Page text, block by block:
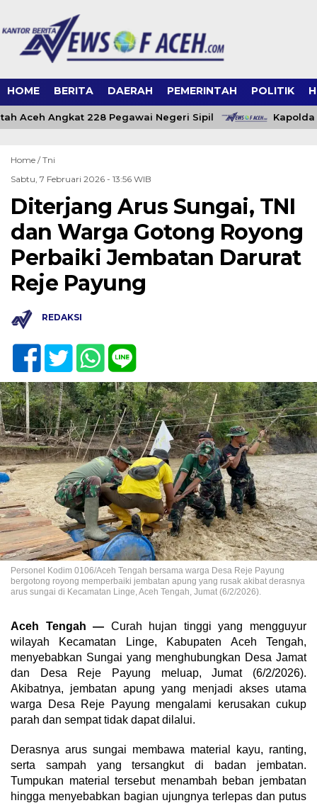
HOME BERITA DAERAH PEMERINTAH POLITIK
Aceh Angkat 228 Pegawai Negeri Sipil
Home /Tni
Sabtu, 7 Februari 2026 - 13:56 WIB
Diterjang Arus Sungai, TNI
dan Warga Gotong Royong
Perbaiki Jembatan Darurat
Reje Payung
REDAKSI
Personel Kodim 0106/Aceh Tengah bersama warga Desa Reje Payung
bergotong royong memperbaiki jembatan apung yang rusak akibat derasnya
arus sungai di Kecamatan Linge, Aceh Tengah, Jumat (6/2/2026).
Aceh Tengah — Curah hujan tinggi yang mengguyur
wilayah Kecamatan Linge, Kabupaten Aceh Tengah,
menyebabkan Sungai yang menghubungkan Desa Jamat
dan Desa Reje Payung meluap, Jumat (6/2/2026).
Akibatnya, jembatan apung yang menjadi akses utama
warga Desa Reje Payung mengalami kerusakan cukup
parah dan sempat tidak dapat dilalui.
Derasnya arus sungai membawa material kayu, ranting,
serta sampah yang tersangkut di badan jembatan.
Tumpukan material tersebut menambah beban jembatan
hingga menyebabkan bagian ujungnya terlepas dan putus